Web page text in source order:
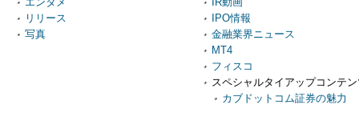
リリース
写真
IPO情報
金融業界ニュース
MT4
フィスコ
スペシャルタイアップコンテ
カブドットコム証券の魅力